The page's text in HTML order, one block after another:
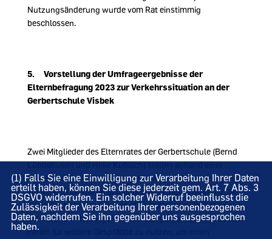
Nutzungsänderung wurde vom Rat einstimmig
beschlossen.
5. Vorstellung der Umfrageergebnisse der
Elternbefragung 2023 zur Verkehrssituation an der
Gerbertschule Visbek
Zwei Mitglieder des Elternrates der Gerbertschule (Bernd
Lübbehusen und Hilke Kubisch) stellen anhand einer
Präsentation die Umfrageergebnisse der Elternbefragung
zur Verkehrssituation an der Gerbertschule Visbek vor. Sie
gingen auf den Fragebogen, die Umfrageergebnisse sowie
die weiteren Planungen ein. Der Bürgermeister regt an, die
Ferien für weitere Gespräche zu nutzen, um einen
(1) Falls Sie eine Einwilligung zur Verarbeitung Ihrer Daten
erteilt haben, können Sie diese jederzeit gem. Art. 7 Abs. 3
DSGVO widerrufen. Ein solcher Widerruf beeinflusst die
Zulässigkeit der Verarbeitung Ihrer personenbezogenen
Daten, nachdem Sie ihn gegenüber uns ausgesprochen
haben.